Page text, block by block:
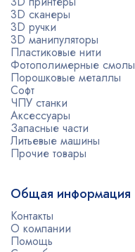
3D сканеры
3D ручки
3D манипуляторы
Пластиковые нити
Фотополимерные смолы
Порошковые металлы
Софт
ЧПУ станки
Аксессуары
Запасные части
Литьевые машины
Прочие товары
Общая информация
Контакты
О компании
Помощь